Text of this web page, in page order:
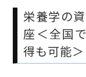
栄養学の
座＜全国
得も可能＞